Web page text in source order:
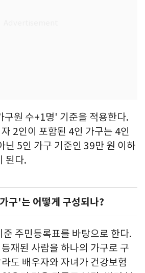
구원 수+1명' 기준을 적용한다.
2인이 포함된 4인 가구는 4인
닌 5인 가구 기준인 39만 원 이하
된다.
구'는 어떻게 구성되나?
주민등록표를 바탕으로 한다.
재된 사람을 하나의 가구로 구
도 배우자와 자녀가 건강보험